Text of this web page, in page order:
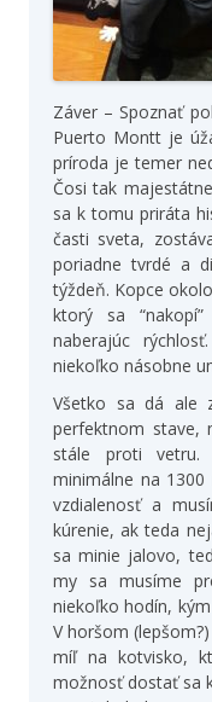
Záver – Spoznať
Puerto Montt je
príroda je temer
Čosi tak
sa k tomu priráta
časti sveta,
poriadne tvrdé a
týždeň. Kopce
ktorý sa
naberajúc
niekoľko násobne
Všetko sa dá ale
perfektnom stave,
stále proti
minimálne na
vzdialenosť a
kúrenie, ak teda
sa minie jalovo,
my sa musíme
niekoľko hodín,
V horšom
míľ na kotvisko,
možnosť dostať sa